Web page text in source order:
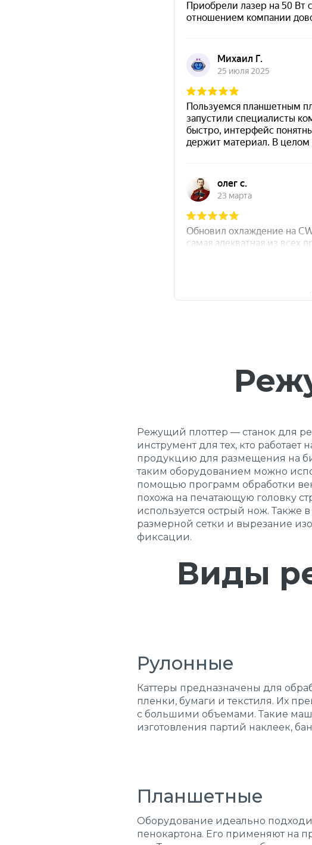
Режущий плоттер — станок для
инструмент для тех, кто
продукцию для размещения на
таким оборудованием можно
помощью программ обработки
похожа на печатающую головку
используется острый нож. Также
размерной сетки и вырезание
фиксации.
Виды
Рулонные
Каттеры предназначены для
пленки, бумаги и текстиля. Их
с большими объемами. Такие
изготовления партий наклеек,
Планшетные
Оборудование идеально
пенокартона. Его применяют на